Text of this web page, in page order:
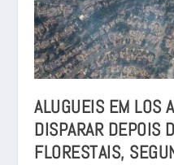
ALUGUEIS EM LOS
DISPARAR DEPOIS
FLORESTAIS,